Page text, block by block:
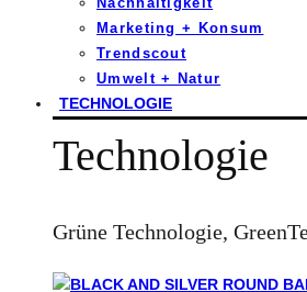
Marketing + Konsum
Trendscout
Umwelt + Natur
TECHNOLOGIE
Technologie
Grüne Technologie,